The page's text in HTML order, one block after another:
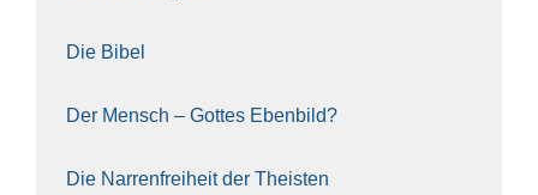
Die Bibel
Der Mensch – Got­tes Eben­bild?
Die Nar­ren­frei­heit der The­is­ten